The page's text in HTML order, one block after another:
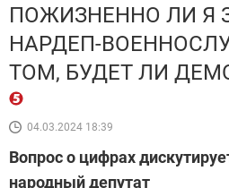
ПОЖИЗНЕННО ЛИ Я
НАРДЕП-
ТОМ, БУДЕТ ЛИ
04.03.2024 18:39
Вопрос о цифрах
народный депутат